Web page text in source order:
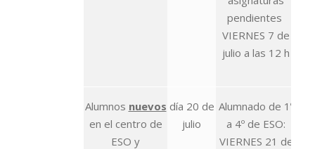
pendientes
VIERNES 7 de
julio a las 12 h
Alumnos nuevos
en el centro de
ESO y
día 20 de
julio
Alumnado de 1º
a 4º de ESO:
VIERNES 21 de